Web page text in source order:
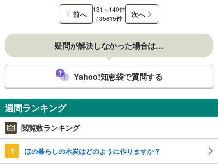
前へ
131～140件
/35815件 次へ
疑問が解決しなかった場合は…
Yahoo!知恵袋で質問する
週間ランキング
閲覧数ランキング
1 ほの暮らしの木炭はどのように作りますか？